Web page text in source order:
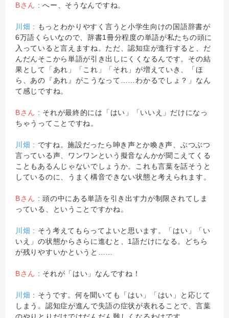
Bさん : へー、そうなんですね。
川畑 : もっとわかりやすく言うと小学生向けの国語辞書が
6万語くらいなので、辞書1冊分程度の単語が私たちの頭に
入っていると言えますね。ただ、認知症が進行すると、だ
んだんそこから単語が引き出しにくくなるんです。その結
果として「あれ」「これ」「それ」が増えていき、「ほ
ら、あの『あれ』がこうなって……わかるでしょ？」なん
て感じですね。
Bさん : それが最終的には「はい」「いいえ」だけになっ
ちゃうってことですね。
川畑 : ですね。施設だったら呻き声とか喚き声、ぶつぶつ
言っている声、ワンワンという擬音なんかが聞こえてくる
こともあるんじゃないでしょうか。これも言葉を話そうと
しているのに、うまく構音できない状態と考えられます。
Bさん : 頭の中にある単語を引き出す力が制限されてしま
っている、ということですかね。
川畑 : そう考えてもらってよいと思います。「はい」「い
いえ」の状態からさらに進むと、1語だけになる。どちら
が残りやすいかというと……
Bさん : それが「はい」なんですね！
川畑 : そうです。何を聞いても「はい」「はい」と応じて
しまう。認知症が進んで失語の症状が表れることで、言葉
のやりとりだけではだんだん難しくなるわけです。